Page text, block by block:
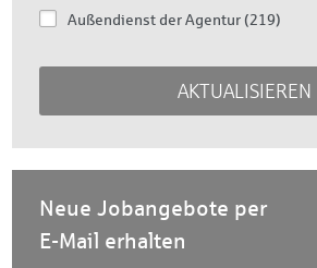
Außendienst der Agentur (219)
AKTUALISIEREN
Neue Jobangebote per
E-Mail erhalten